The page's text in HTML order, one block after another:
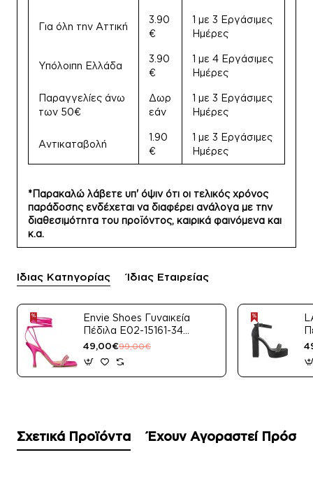
Για όλη την Αττική
3.90
€
1 με 3 Εργάσιμες
Ημέρες
Υπόλοιπη Ελλάδα
3.90
€
1 με 4 Εργάσιμες
Ημέρες
Παραγγελίες άνω
των 50€
Δωρ
εάν
1 με 3 Εργάσιμες
Ημέρες
Αντικαταβολή
1.90
€
1 με 3 Εργάσιμες
Ημέρες
*Παρακαλώ λάβετε υπ' όψιν ότι οι τελικός χρόνος
παράδοσης ενδέχεται να διαφέρει ανάλογα με την
διαθεσιμότητα του προϊόντος, καιρικά φαινόμενα και
κ.α.
Ίδιας Κατηγορίας Ίδιας Εταιρείας
Envie Shoes Γυναικεία
Πέδιλα E02-15161-34
Μαύρο Satin
49,00€99,00€
Σχετικά Προϊόντα Έχουν Αγοραστεί